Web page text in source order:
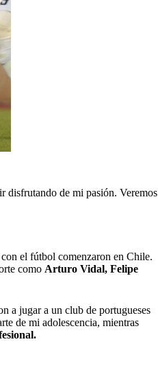
disfrutando de mi pasión. Veremos
el fútbol comenzaron en Chile.
como Arturo Vidal, Felipe
a jugar a un club de portugueses
de mi adolescencia, mientras